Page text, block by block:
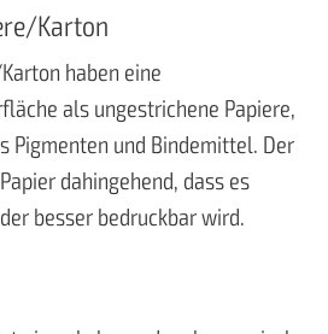
Karton
haben eine
als ungestrichene Papiere,
Pigmenten und Bindemittel. Der
dahingehend, dass es
besser bedruckbar wird.